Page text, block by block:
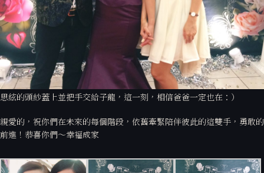
在訪談時，思絃告訴我，她想讓在天上的爸爸陪著她出嫁，喜宴當天我請
思絃準備與爸爸的合照，在思絃跟媽媽進場的同時，我跟大家介紹這位思
絃生命中第一個愛上的男人-最親愛的爸爸。代替思絃說出對爸爸的思
念：「從小在爸爸的羽翼被保護著、被疼愛著，在他身邊我永遠能做個無
憂無慮的女兒，爸爸外表粗曠，但內心的溫柔總讓我覺得安心，雖然今天
他無法來到現場，但爸爸已經永遠活在我的心中，陪伴著我走過人生每一
個階段。」，當天我們將大家的祝福化為爸爸對女兒的祝福，陪著媽媽將
思絃的頭紗蓋上並把手交給子龍，這一刻，相信爸爸一定也在：）
親愛的，祝你們在未來的每個階段，依舊牽緊陪伴彼此的這雙手，勇敢的
前進！恭喜你們～幸福成家